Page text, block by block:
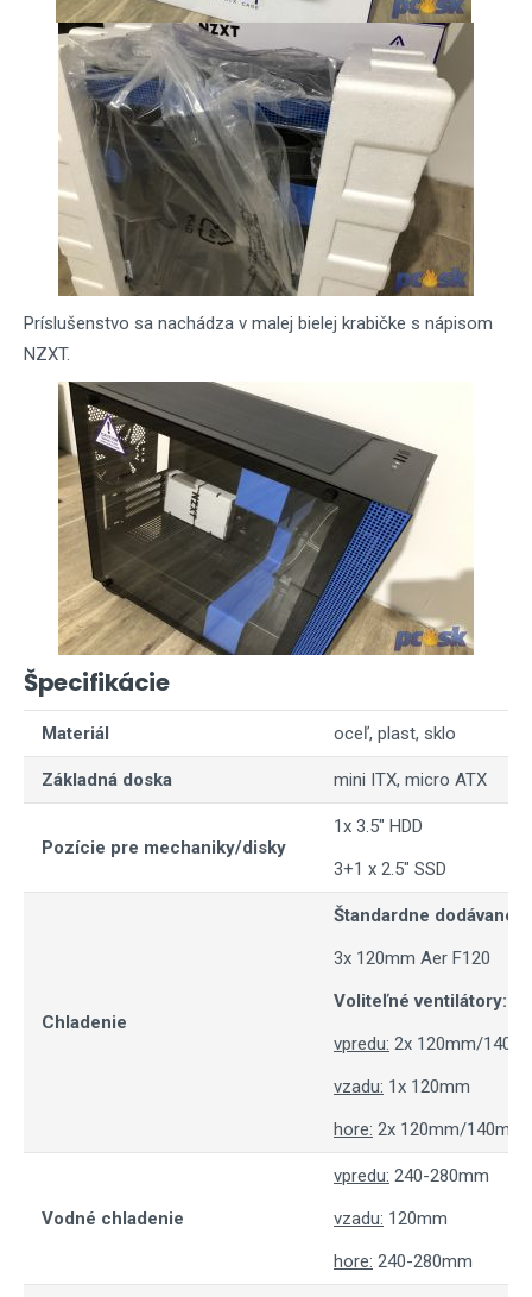
Príslušenstvo sa nachádza v malej bielej krabičke s nápisom
NZXT.
Špecifikácie
Materiál oceľ, plast, sklo
Základná doska mini ITX, micro ATX
Pozície pre mechaniky/disky
1x 3.5" HDD
3+1 x 2.5" SSD
Chladenie
Štandardne dodávané
3x 120mm Aer F120
Voliteľné ventilátory:
vpredu: 2x 120mm/
vzadu: 1x 120mm
hore: 2x 120mm/140mm
Vodné chladenie
vpredu: 240-280mm
vzadu: 120mm
hore: 240-280mm